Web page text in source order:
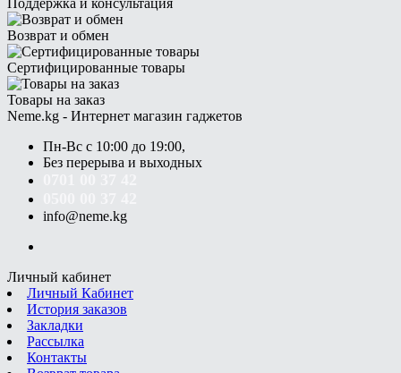
Возврат и обмен
Сертифицированные товары
Товары на заказ
Neme.kg - Интернет магазин гаджетов
Пн-Вс с 10:00 до 19:00,
Без перерыва и выходных
info@neme.kg
Личный кабинет
Личный Кабинет
История заказов
Закладки
Рассылка
Контакты